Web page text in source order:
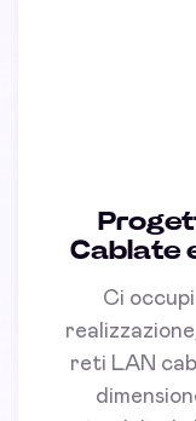
Cablate
Ci
reti LAN